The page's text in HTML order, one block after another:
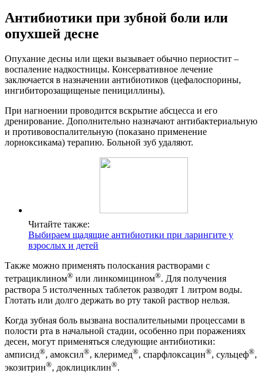
Антибиотики при зубной боли или
опухшей десне
Опухание десны или щеки вызывает обычно периостит –
воспаление надкостницы. Консервативное лечение
заключается в назначении антибиотиков (цефалоспорины,
ингибиторозащищеные пенициллины).
При нагноении проводится вскрытие абсцесса и его
дренирование. Дополнительно назначают антибактериальную
и противовоспалительную (показано применение
лорноксикама) терапию. Больной зуб удаляют.
Читайте также:
Выбираем щадящие антибиотики при ларингите у
взрослых и детей
Также можно применять полоскания растворами с
тетрациклином® или линкомицином®. Для получения
раствора 5 истолченных таблеток разводят 1 литром воды.
Глотать или долго держать во рту такой раствор нельзя.
Когда зубная боль вызвана воспалительными процессами в
полости рта в начальной стадии, особенно при поражениях
десен, могут применяться следующие антибиотики:
амписид®, амоксил®, клеримед®, спарфлоксацин®, сульцеф®,
экозитрин®, доклициклин®.